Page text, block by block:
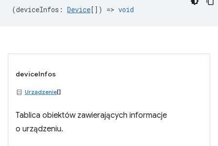
(deviceInfos : Device[]) => void
deviceInfos
Urządzenie[]
Tablica obiektów zawierających informacje
o urządzeniu.